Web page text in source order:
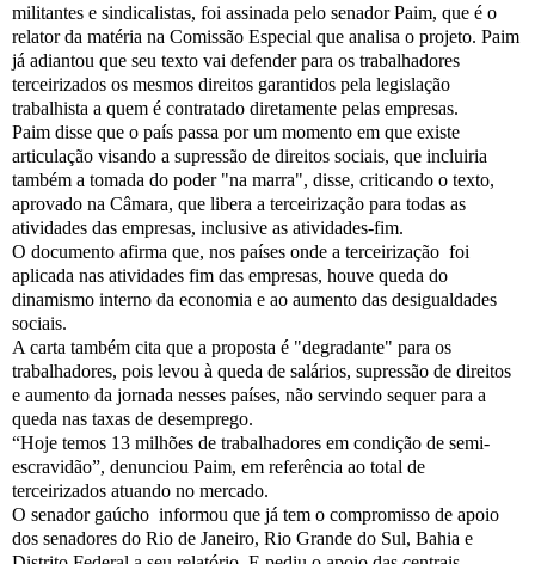
militantes e sindicalistas, foi assinada pelo senador Paim, que é o
relator da matéria na Comissão Especial que analisa o projeto. Paim
já adiantou que seu texto vai defender para os trabalhadores
terceirizados os mesmos direitos garantidos pela legislação
trabalhista a quem é contratado diretamente pelas empresas.
Paim disse que o país passa por um momento em que existe
articulação visando a supressão de direitos sociais, que incluiria
também a tomada do poder "na marra", disse, criticando o texto,
aprovado na Câmara, que libera a terceirização para todas as
atividades das empresas, inclusive as atividades-fim.
O documento afirma que, nos países onde a terceirização foi
aplicada nas atividades fim das empresas, houve queda do
dinamismo interno da economia e ao aumento das desigualdades
sociais.
A carta também cita que a proposta é "degradante" para os
trabalhadores, pois levou à queda de salários, supressão de direitos
e aumento da jornada nesses países, não servindo sequer para a
queda nas taxas de desemprego.
“Hoje temos 13 milhões de trabalhadores em condição de semi-
escravidão”, denunciou Paim, em referência ao total de
terceirizados atuando no mercado.
O senador gaúcho informou que já tem o compromisso de apoio
dos senadores do Rio de Janeiro, Rio Grande do Sul, Bahia e